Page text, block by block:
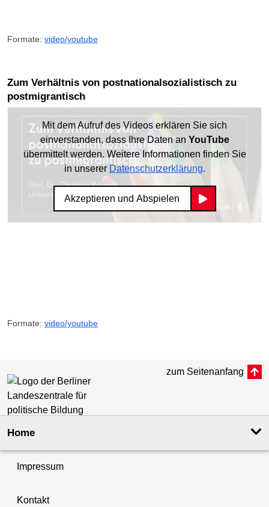
Formate: video/youtube
Zum Verhältnis von postnationalsozialistisch zu
postmigrantisch
Mit dem Aufruf des Videos erklären Sie sich
einverstanden, dass Ihre Daten an YouTube
übermittelt werden. Weitere Informationen finden Sie
in unserer Datenschutzerklärung.
Akzeptieren und Abspielen
Formate: video/youtube
zum Seitenanfang
Home
Impressum
Kontakt